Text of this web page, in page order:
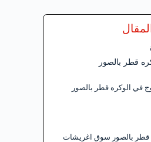
قطر بالصور
في الوكره قطر بالصور
قطر بالصور سوق اغريشات